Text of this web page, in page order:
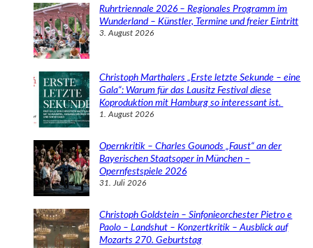
Ruhrtriennale 2026 – Regionales Programm im
Wunderland – Künstler, Termine und freier Eintritt
3. August 2026
Christoph Marthalers „Erste letzte Sekunde – eine
Gala“: Warum für das Lausitz Festival diese
Koproduktion mit Hamburg so interessant ist.
1. August 2026
Opernkritik – Charles Gounods „Faust“ an der
Bayerischen Staatsoper in München –
Opernfestspiele 2026
31. Juli 2026
Christoph Goldstein – Sinfonieorchester Pietro e
Paolo – Landshut – Konzertkritik – Ausblick auf
Mozarts 270. Geburtstag